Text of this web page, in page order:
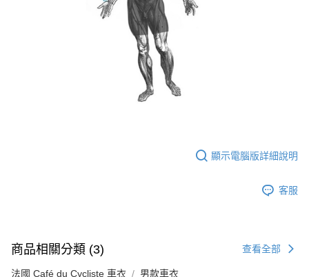
顯示電腦版詳細說明
客服
商品相關分類 (3) 查看全部
法國 Café du Cycliste 車衣 男款車衣